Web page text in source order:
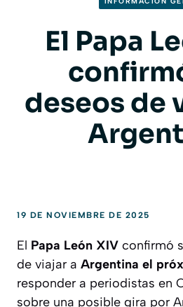
El Papa
deseos de
19 DE NOVIEMBRE DE 2025
El Papa León XIV confirmó
de viajar a Argentina el
responder a periodistas en
sobre una posible gira por